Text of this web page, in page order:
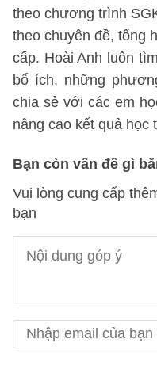
theo chương trình
theo chuyên đề, tổng
cấp. Hoài Anh luôn
bổ ích, những
chia sẻ với các em
nâng cao kết quả học
Bạn còn vấn đề gì
Vui lòng cung cấp
bạn